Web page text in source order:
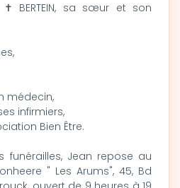
BERTEIN, sa sœur et son
médecin,
infirmiers,
Bien Être.
funérailles, Jean repose au
" Les Arums", 45, Bd